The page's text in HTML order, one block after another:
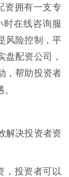
资拥有一支专
时在线咨询服
风险控制，平
盘配资公司，
，帮助投资者
解决投资者资
，投资者可以